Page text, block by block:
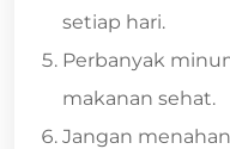
setiap hari.
Perbanyak
makanan sehat.
Jangan